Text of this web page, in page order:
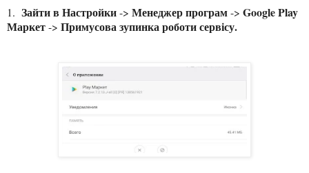
1. Зайти в Настройки-> Менеджер програм-> Google Play
Маркет-> Примусова зупинка роботи сервісу.